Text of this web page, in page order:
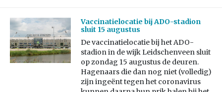
Vaccinatielocatie bij ADO-stadion
sluit 15 augustus
De vaccinatielocatie bij het ADO-
stadion in de wijk Leidschenveen sluit
op zondag 15 augustus de deuren.
Hagenaars die dan nog niet (volledig)
zijn ingeënt tegen het coronavirus